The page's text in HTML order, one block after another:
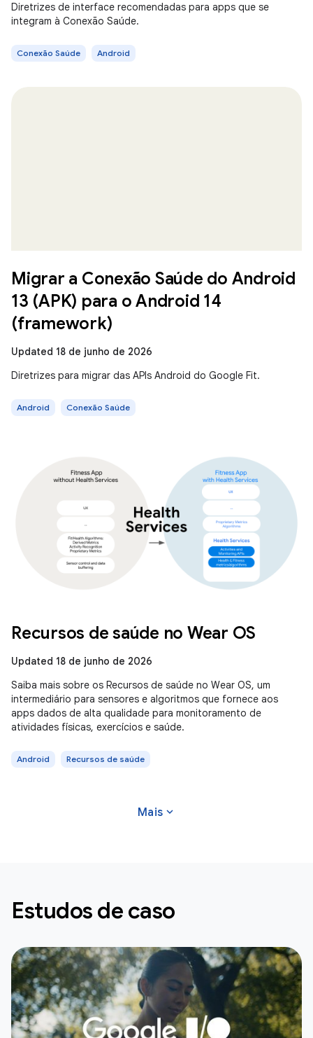
Diretrizes de interface recomendadas para apps que se
integram à Conexão Saúde.
Conexão Saúde Android
Migrar a Conexão Saúde do Android
13 (APK) para o Android 14
(framework)
Updated 18 de junho de 2026
Diretrizes para migrar das APIs Android do Google Fit.
Android Conexão Saúde
Recursos de saúde no Wear OS
Updated 18 de junho de 2026
Saiba mais sobre os Recursos de saúde no Wear OS, um
intermediário para sensores e algoritmos que fornece aos
apps dados de alta qualidade para monitoramento de
atividades físicas, exercícios e saúde.
Android Recursos de saúde
Mais expand_more
Estudos de caso